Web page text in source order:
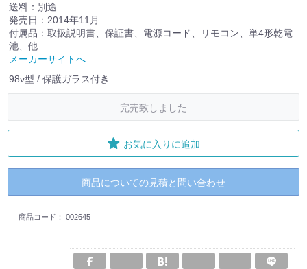
送料：別途
発売日：2014年11月
付属品：取扱説明書、保証書、電源コード、リモコン、単4形乾電
池、他
メーカーサイトへ
98v型 / 保護ガラス付き
完売致しました
お気に入りに追加
商品についての見積と問い合わせ
商品コード： 002645